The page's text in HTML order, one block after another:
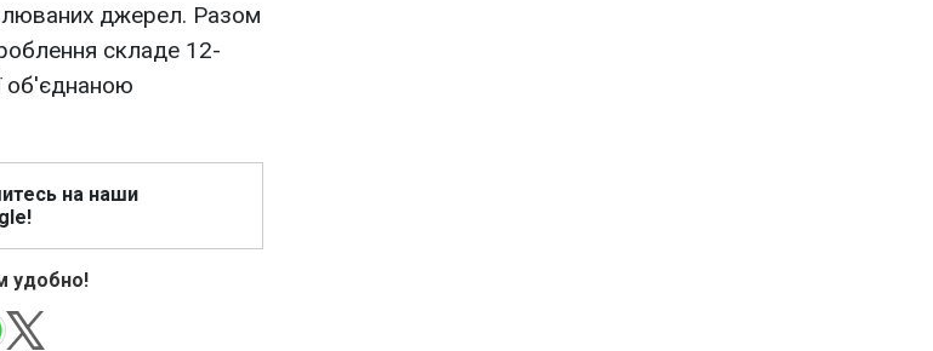
джерел. Разом
складе 12-
об'єднаною
на наши
удобно!